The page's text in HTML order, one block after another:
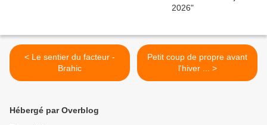
< Le sentier du facteur -
Brahic
Petit coup de propre avant
l'hiver ... >
Hébergé par Overblog